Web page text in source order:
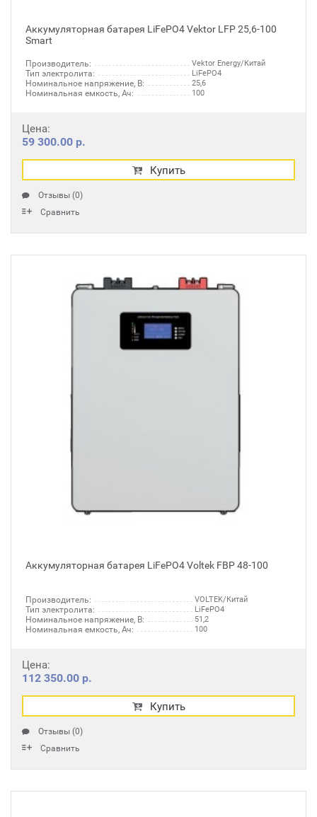
Аккумуляторная батарея LiFePO4 Vektor LFP 25,6-100
Smart
Производитель: Vektor Energy/Китай
Тип электролита: LiFePO4
Номинальное напряжение, В: 25,6
Номинальная емкость, Ач: 100
Цена:
59 300.00 р.
Купить
Отзывы (0)
Сравнить
Аккумуляторная батарея LiFePO4 Voltek FBP 48-100
Производитель: VOLTEK/Китай
Тип электролита: LiFePO4
Номинальное напряжение, В: 51,2
Номинальная емкость, Ач: 100
Цена:
112 350.00 р.
Купить
Отзывы (0)
Сравнить